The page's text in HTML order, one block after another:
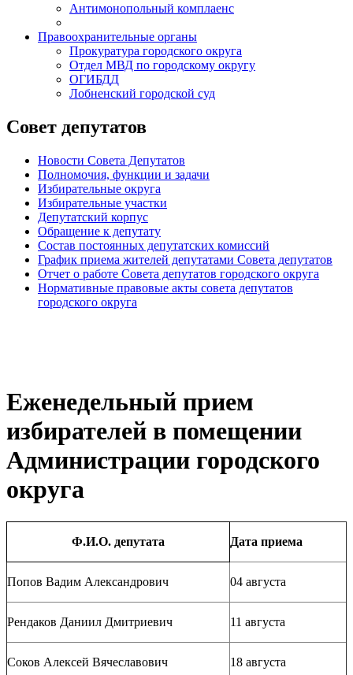
Антимонопольный комплаенс
Правоохранительные органы
Прокуратура городского округа
Отдел МВД по городскому округу
ОГИБДД
Лобненский городской суд
Совет депутатов
Новости Совета Депутатов
Полномочия, функции и задачи
Избирательные округа
Избирательные участки
Депутатский корпус
Обращение к депутату
Состав постоянных депутатских комиссий
График приема жителей депутатами Совета депутатов
Отчет о работе Совета депутатов городского округа
Нормативные правовые акты совета депутатов
городского округа
Еженедельный прием
избирателей в помещении
Администрации городcкого
округа
Ф.И.О. депутата Дата приема
Попов Вадим Александрович 04 августа
Рендаков Даниил Дмитриевич 11 августа
Соков Алексей Вячеславович 18 августа